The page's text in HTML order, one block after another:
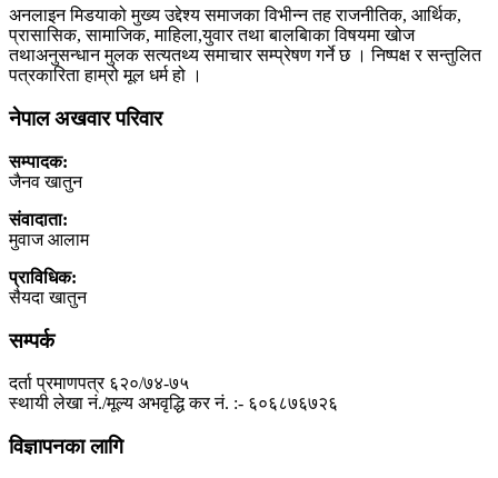
अनलाइन मिडयाको मुख्य उद्देश्य समाजका विभीन्न तह राजनीतिक, आर्थिक,
प्रासासिक, सामाजिक, माहिला,युवार तथा बालबािका विषयमा खोज
तथाअनुसन्धान मुलक सत्यतथ्य समाचार सम्प्रेषण गर्ने छ । निष्पक्ष र सन्तुलित
पत्रकारिता हाम्रो मूल धर्म हो ।
नेपाल अखवार परिवार
सम्पादक:
जैनव खातुन
संवादाता:
मुवाज आलाम
प्राविधिक:
सैयदा खातुन
सम्पर्क
दर्ता प्रमाणपत्र ६२०/७४-७५
स्थायी लेखा नं./मूल्य अभवृद्धि कर नं. :- ६०६८७६७२६
विज्ञापनका लागि